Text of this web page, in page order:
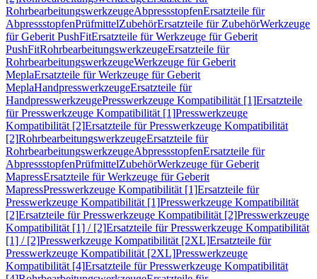
RohrbearbeitungswerkzeugeAbpressstopfenErsatzteile für
AbpressstopfenPrüfmittelZubehörErsatzteile für ZubehörWerkzeuge
für Geberit PushFitErsatzteile für Werkzeuge für Geberit
PushFitRohrbearbeitungswerkzeugeErsatzteile für
RohrbearbeitungswerkzeugeWerkzeuge für Geberit
MeplaErsatzteile für Werkzeuge für Geberit
MeplaHandpresswerkzeugeErsatzteile für
HandpresswerkzeugePresswerkzeuge Kompatibilität [1]Ersatzteile
für Presswerkzeuge Kompatibilität [1]Presswerkzeuge
Kompatibilität [2]Ersatzteile für Presswerkzeuge Kompatibilität
[2]RohrbearbeitungswerkzeugeErsatzteile für
RohrbearbeitungswerkzeugeAbpressstopfenErsatzteile für
AbpressstopfenPrüfmittelZubehörWerkzeuge für Geberit
MapressErsatzteile für Werkzeuge für Geberit
MapressPresswerkzeuge Kompatibilität [1]Ersatzteile für
Presswerkzeuge Kompatibilität [1]Presswerkzeuge Kompatibilität
[2]Ersatzteile für Presswerkzeuge Kompatibilität [2]Presswerkzeuge
Kompatibilität [1] / [2]Ersatzteile für Presswerkzeuge Kompatibilität
[1] / [2]Presswerkzeuge Kompatibilität [2XL]Ersatzteile für
Presswerkzeuge Kompatibilität [2XL]Presswerkzeuge
Kompatibilität [4]Ersatzteile für Presswerkzeuge Kompatibilität